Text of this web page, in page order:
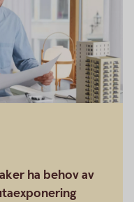
ha behov av